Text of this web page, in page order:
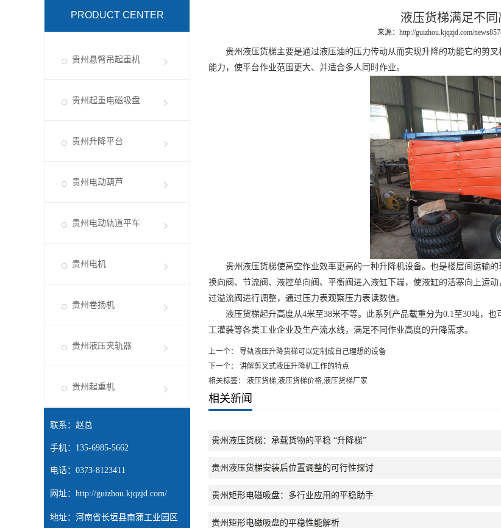
PRODUCT CENTER
贵州悬臂吊起重机
贵州起重电磁吸盘
贵州升降平台
贵州电动葫芦
贵州电动轨道平车
贵州电机
贵州卷扬机
贵州液压夹轨器
贵州起重机
联系：赵总
手机：135-6985-5662
电话：0373-8123411
网址： http://guizhou.kjqzjd.com/
地址：河南省长垣县南蒲工业园区
液压货梯满足不
来源： http://guizhou.kjqzjd.com/
贵州液压货梯主要是通过液压油的压力传动从而实现升降的功能它的剪
能力，使平台作业范围更大、并适合多人同时作业。
贵州液压货梯使高空作业效率更高的一种升降机设备。也是楼层间运输
换向阀、节流阀、液控单向阀、平衡阀进入液缸下端，使液缸的活塞向上运
过溢流阀进行调整，通过压力表观察压力表读数值。
液压货梯起升高度从4米至38米不等。此系列产品载重分为0.1至30吨，也
工灌装等各类工业企业及生产流水线，满足不同作业高度的升降需求。
上一个：
导轨液压升降货梯可以定制成自己理想的设备
下一个：
讲解剪叉式液压升降机工作的特点
相关标签： 液压货梯,液压货梯价格,液压货梯厂家
相关新闻
贵州液压货梯：承载货物的平稳 “升降梯”
贵州液压货梯安装后位置调整的可行性探讨
贵州矩形电磁吸盘：多行业应用的平稳助手
贵州矩形电磁吸盘的平稳性能解析